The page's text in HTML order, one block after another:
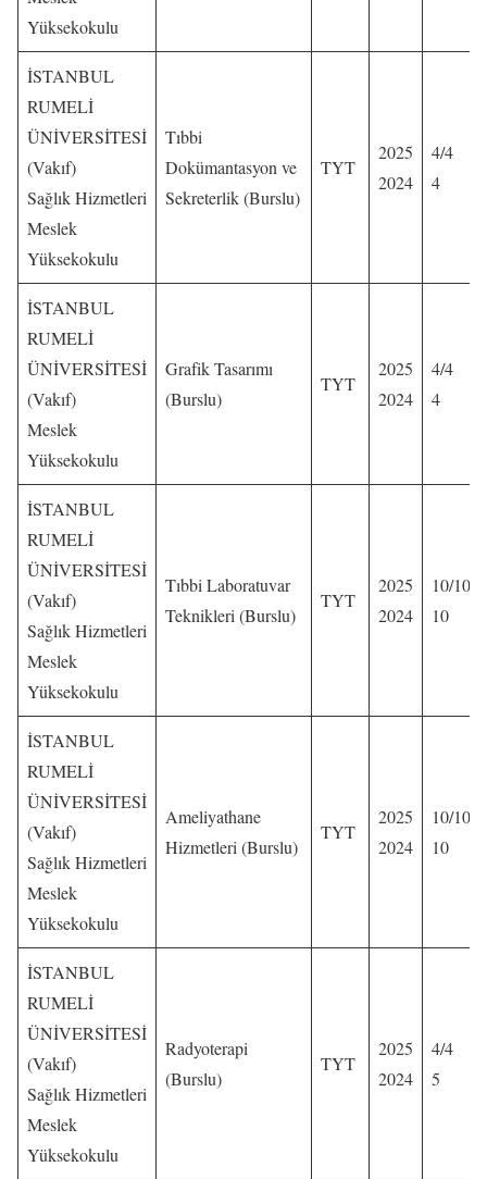
Yüksekokulu
İSTANBUL
RUMELİ
ÜNİVERSİTESİ
(Vakıf)
Sağlık Hizmetleri
Meslek
Yüksekokulu
Tıbbi
Dokümantasyon ve
Sekreterlik (Burslu)
TYT
2025
2024
4/4
4
İSTANBUL
RUMELİ
ÜNİVERSİTESİ
(Vakıf)
Meslek
Yüksekokulu
Grafik Tasarımı
(Burslu)
TYT
2025
2024
4/4
4
İSTANBUL
RUMELİ
ÜNİVERSİTESİ
(Vakıf)
Sağlık Hizmetleri
Meslek
Yüksekokulu
Tıbbi Laboratuvar
Teknikleri (Burslu)
TYT
2025
2024
10/10
10
İSTANBUL
RUMELİ
ÜNİVERSİTESİ
(Vakıf)
Sağlık Hizmetleri
Meslek
Yüksekokulu
Ameliyathane
Hizmetleri (Burslu)
TYT
2025
2024
10/10
10
İSTANBUL
RUMELİ
ÜNİVERSİTESİ
(Vakıf)
Sağlık Hizmetleri
Meslek
Yüksekokulu
Radyoterapi
(Burslu)
TYT
2025
2024
4/4
5